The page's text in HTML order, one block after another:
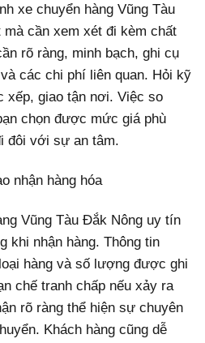
xe chuyển hàng Vũng Tàu
cần xem xét đi kèm chất
rõ ràng, minh bạch, ghi cụ
các chi phí liên quan. Hỏi kỹ
xếp, giao tận nơi. Việc so
chọn được mức giá phù
đôi với sự an tâm.
nhận hàng hóa
Vũng Tàu Đắk Nông uy tín
khi nhận hàng. Thông tin
hàng và số lượng được ghi
chế tranh chấp nếu xảy ra
rõ ràng thể hiện sự chuyên
Khách hàng cũng dễ